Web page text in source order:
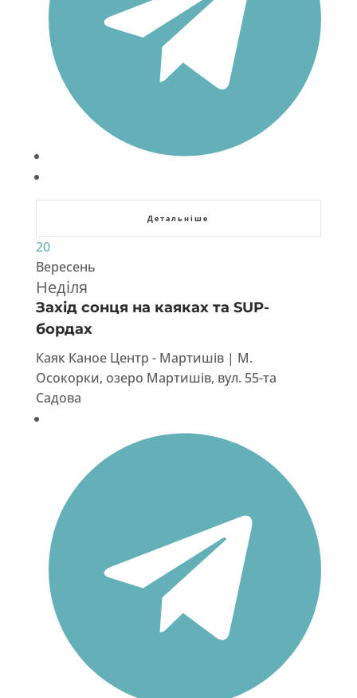
Детальніше
20
Вересень
Неділя
Захід сонця на каяках та SUP-
бордах
Каяк Каное Центр - Мартишів | М.
Осокорки, озеро Мартишів, вул. 55-та
Садова